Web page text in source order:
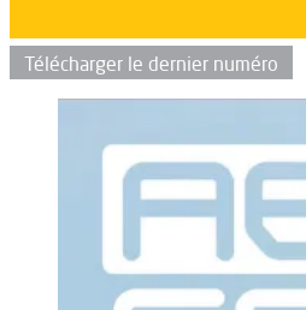
Télécharger le dernier numéro